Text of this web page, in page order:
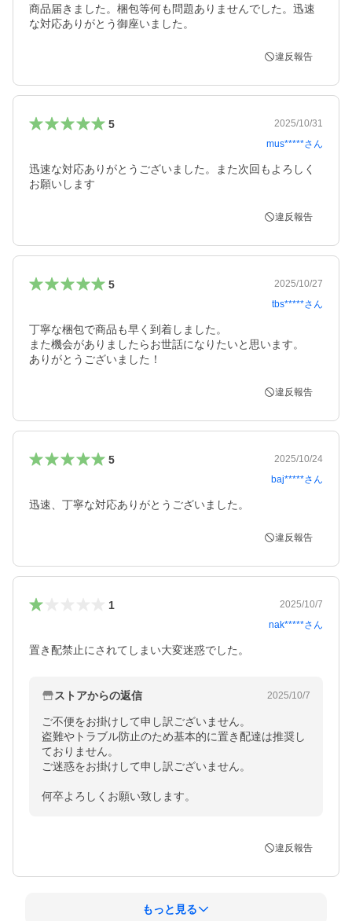
商品届きました。梱包等何も問題ありませんでした。迅速
な対応ありがとう御座いました。
違反報告
5
2025/10/31
mus*****さん
迅速な対応ありがとうございました。また次回もよろしく
お願いします
違反報告
5
2025/10/27
tbs*****さん
丁寧な梱包で商品も早く到着しました。
また機会がありましたらお世話になりたいと思います。
ありがとうございました！
違反報告
5
2025/10/24
baj*****さん
迅速、丁寧な対応ありがとうございました。
違反報告
1
2025/10/7
nak*****さん
置き配禁止にされてしまい大変迷惑でした。
ストアからの返信 2025/10/7
ご不便をお掛けして申し訳ございません。
盗難やトラブル防止のため基本的に置き配達は推奨し
ておりません。
ご迷惑をお掛けして申し訳ございません。
何卒よろしくお願い致します。
違反報告
もっと見る